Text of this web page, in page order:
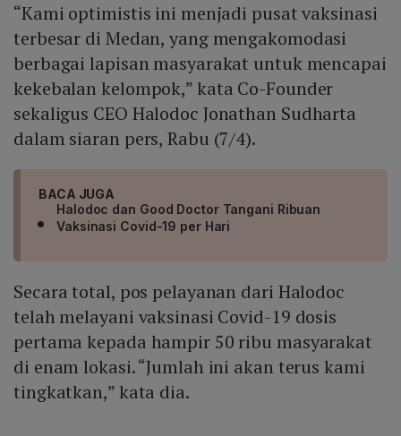
“Kami optimistis ini menjadi pusat vaksinasi
terbesar di Medan, yang mengakomodasi
berbagai lapisan masyarakat untuk mencapai
kekebalan kelompok,” kata Co-Founder
sekaligus CEO Halodoc Jonathan Sudharta
dalam siaran pers, Rabu (7/4).
BACA JUGA
Halodoc dan Good Doctor Tangani Ribuan
Vaksinasi Covid-19 per Hari
Secara total, pos pelayanan dari Halodoc
telah melayani vaksinasi Covid-19 dosis
pertama kepada hampir 50 ribu masyarakat
di enam lokasi. “Jumlah ini akan terus kami
tingkatkan,” kata dia.